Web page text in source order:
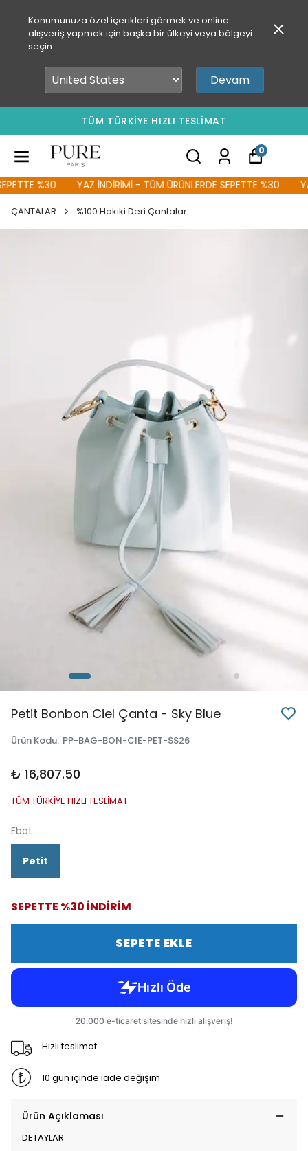
Konumunuza özel içerikleri görmek ve online
alışveriş yapmak için başka bir ülkeyi veya bölgeyi
seçin.
Devam
TÜM TÜRKİYE HIZLI TESLİMAT
0
%30 YAZ İNDİRİMİ - TÜM ÜRÜNLERDE SEPETTE %30
ÇANTALAR %100 Hakiki Deri Çantalar
Petit Bonbon Ciel Çanta - Sky Blue
Ürün Kodu: PP-BAG-BON-CIE-PET-SS26
₺ 16,807.50
TÜM TÜRKİYE HIZLI TESLİMAT
Ebat
Petit
SEPETTE %30 İNDİRİM
SEPETE EKLE
Hızlı teslimat
10 gün içinde iade değişim
Ürün Açıklaması
DETAYLAR